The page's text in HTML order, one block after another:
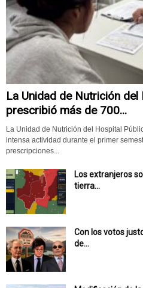
La Unidad de Nutrición
prescribió más de 700...
La Unidad de Nutrición del Hospital
intensa actividad durante el primer
prescripciones...
Los extranjeros
tierra...
Con los votos
de...